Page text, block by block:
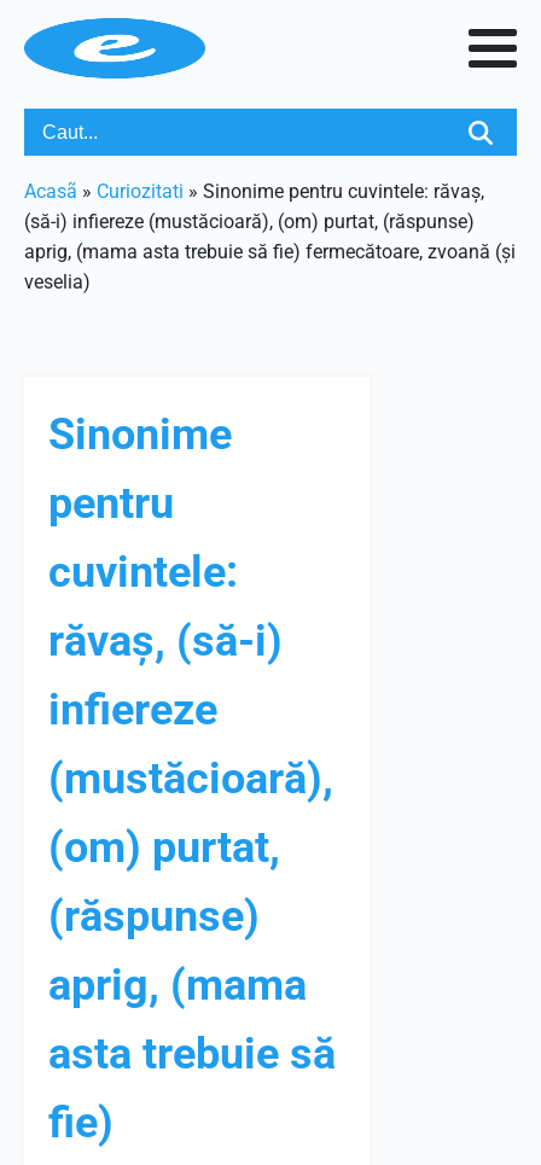
Acasã » Curiozitati » Sinonime pentru cuvintele: răvaș,
(să-i) infiereze (mustăcioară), (om) purtat, (răspunse)
aprig, (mama asta trebuie să fie) fermecătoare, zvoană (și
veselia)
Sinonime
pentru
cuvintele:
răvaș, (să-i)
infiereze
(mustăcioară),
(om) purtat,
(răspunse)
aprig, (mama
asta trebuie să
fie)